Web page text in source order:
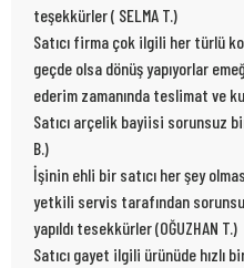
teşekkürler ( SELMA T.)
Satıcı firma çok ilgili her türlü
geçde olsa dönüş yapıyorlar
ederim zamanında teslimat ve
Satıcı arçelik bayiisi sorunsuz
B.)
İşinin ehli bir satıcı her şey
yetkili servis tarafından
yapıldı tesekkürler (OĞUZHAN T.)
Satıcı gayet ilgili ürünüde